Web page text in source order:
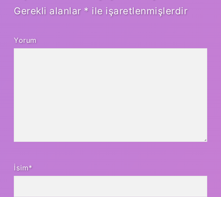
Gerekli alanlar * ile işaretlenmişlerdir
Yorum
İsim*